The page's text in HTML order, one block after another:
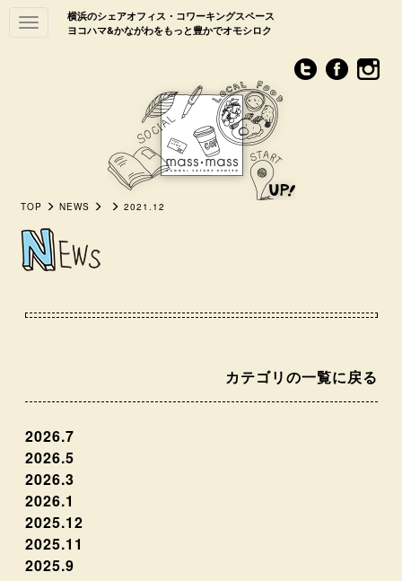
横浜のシェアオフィス・コワーキングスペース
ヨコハマ&かながわをもっと豊かでオモシロク
Toggle
navigation
TOP NEWS 2021.12
カテゴリの一覧に戻る
2026.7
2026.5
2026.3
2026.1
2025.12
2025.11
2025.9